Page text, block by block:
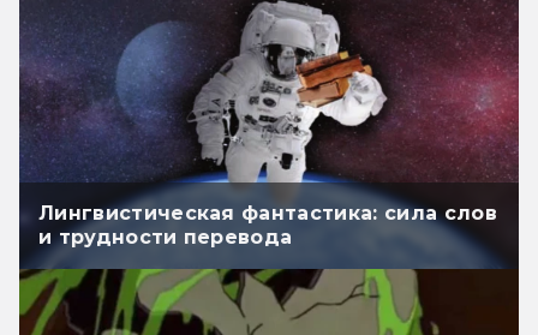
Лингвистическая фантастика: сила слов
и трудности перевода